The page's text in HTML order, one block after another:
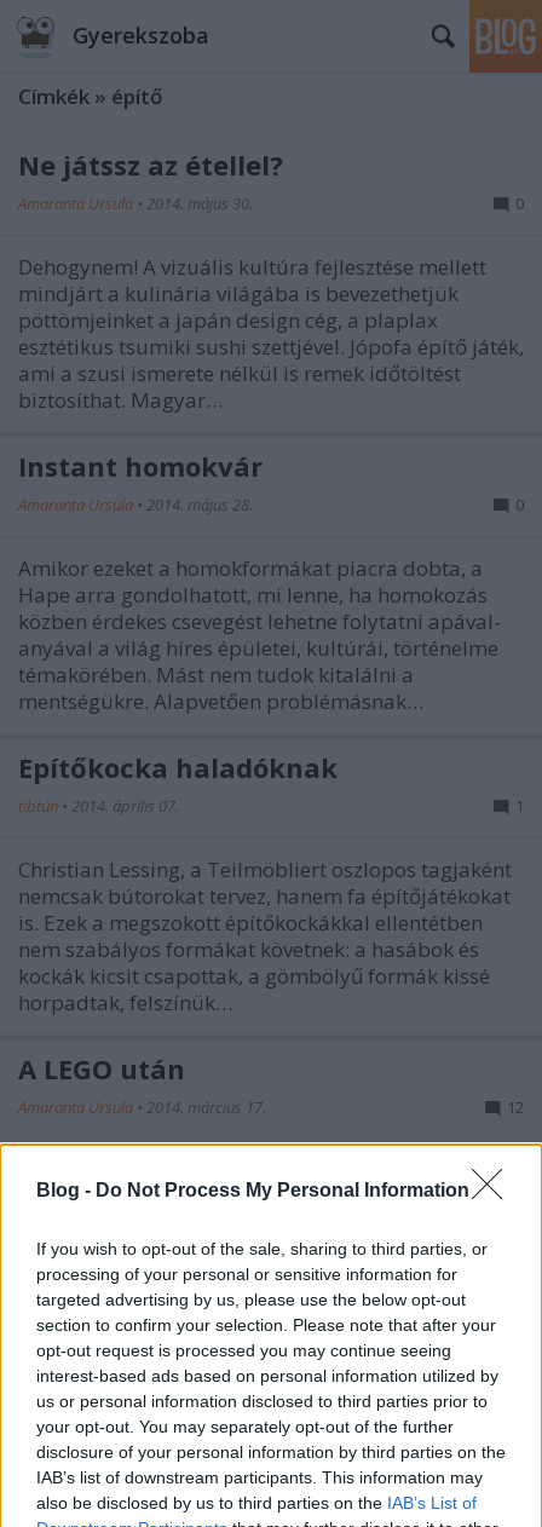
Blog - Do Not Process My Personal Information
If you wish to opt-out of the sale, sharing to third parties, or
processing of your personal or sensitive information for
targeted advertising by us, please use the below opt-out
section to confirm your selection. Please note that after your
opt-out request is processed you may continue seeing
interest-based ads based on personal information utilized by
us or personal information disclosed to third parties prior to
your opt-out. You may separately opt-out of the further
disclosure of your personal information by third parties on the
IAB’s list of downstream participants. This information may
also be disclosed by us to third parties on the IAB’s List of
Gyerekszoba
Címkék » építő
Ne játssz az étellel?
Amaranta Ursula • 2014. május 30. 0
Dehogynem! A vizuális kultúra fejlesztése mellett
mindjárt a kulinária világába is bevezethetjük
pöttömjeinket a japán design cég, a plaplax
esztétikus tsumiki sushi szettjével. Jópofa építő játék,
ami a szusi ismerete nélkül is remek időtöltést
biztosíthat. Magyar…
Instant homokvár
Amaranta Ursula • 2014. május 28. 0
Amikor ezeket a homokformákat piacra dobta, a
Hape arra gondolhatott, mi lenne, ha homokozás
közben érdekes csevegést lehetne folytatni apával-
anyával a világ híres épületei, kultúrái, történelme
témakörében. Mást nem tudok kitalálni a
mentségükre. Alapvetően problémásnak…
Építőkocka haladóknak
tibtün • 2014. április 07. 1
Christian Lessing, a Teilmöbliert oszlopos tagjaként
nemcsak bútorokat tervez, hanem fa építőjátékokat
is. Ezek a megszokott építőkockákkal ellentétben
nem szabályos formákat követnek: a hasábok és
kockák kicsit csapottak, a gömbölyű formák kissé
horpadtak, felszínük…
A LEGO után
Amaranta Ursula • 2014. március 17. 12
Van élet a Lego után? Van ám, nem is akármilyen!
Amikor egy apuka meg akarta szerettetni a másfél
a kiskrapek minden elérakott, népszerű és drága
játékot eldob, és inkább egy szilikon spatulába
dugdossa kitartóan a fa…
Ha LEGO van, minden van
Bohusek •2014. március 06.
Talán még nem késtünk el... Ha ön, vagy gyermeke
még hivatalos idén farsangi mulatságba,